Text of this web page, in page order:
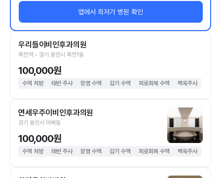
앱에서 최저가 병원 확인
우리들이비인후과의원
죽전역 • 경기 용인시 죽전1동
100,000원
수액 처방 태반 주사 장염 수액 감기 수액 피로회복 수액 백옥주사
연세우주이비인후과의원
경기 용인시 마북동
100,000원
수액 처방 태반 주사 장염 수액 감기 수액 피로회복 수액 백옥주사